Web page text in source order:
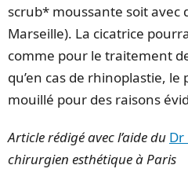
scrub* moussante soit avec
Marseille). La cicatrice
comme pour le traitement
qu’en cas de rhinoplastie,
mouillé pour des raisons
Article rédigé avec l’aide du Dr
chirurgien esthétique à Paris